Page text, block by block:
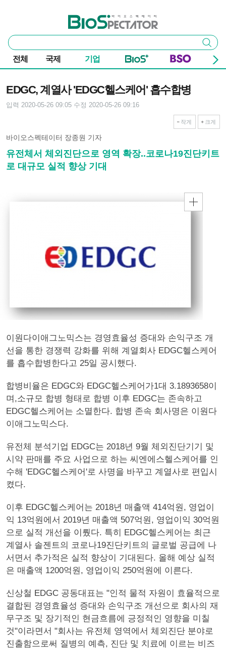
바이오스펙테이터
통
합
검
색
검색
전체 국제 기업
EDGC, 계열사 'EDGC헬스케어' 흡수합병
입력 2020-05-26 09:05 수정 2020-05-26 09:16
작게 크게
바이오스펙테이터 장종원 기자
유전체서 체외진단으로 영역 확장..코로나19진단키트
로 대규모 실적 향상 기대
이원다이애그노믹스는 경영효율성 증대와 손익구조 개
선을 통한 경쟁력 강화를 위해 계열회사 EDGC헬스케어
를 흡수합병한다고 25일 공시했다.
합병비율은 EDGC와 EDGC헬스케어가1대 3.1893658이
며,소규모 합병 형태로 합병 이후 EDGC는 존속하고
EDGC헬스케어는 소멸한다. 합병 존속 회사명은 이원다
이애그노믹스다.
유전체 분석기업 EDGC는 2018년 9월 체외진단기기 및
시약 판매를 주요 사업으로 하는 씨엔에스헬스케어를 인
수해 'EDGC헬스케어'로 사명을 바꾸고 계열사로 편입시
켰다.
이후 EDGC헬스케어는 2018년 매출액 414억원, 영업이
익 13억원에서 2019년 매출액 507억원, 영업이익 30억원
으로 실적 개선을 이뤘다. 특히 EDGC헬스케어는 최근
계열사 솔젠트의 코로나19진단키트의 글로벌 공급에 나
서면서 추가적은 실적 향상이 기대된다. 올해 예상 실적
은 매출액 1200억원, 영업이익 250억원에 이른다.
신상철 EDGC 공동대표는 "인적 물적 자원이 효율적으로
결합된 경영효율성 증대와 손익구조 개선으로 회사의 재
무구조 및 장기적인 현금흐름에 긍정적인 영향을 미칠
것"이라면서 "회사는 유전체 영역에서 체외진단 분야로
진출함으로써 질병의 예측, 진단 및 치료에 이르는 비즈